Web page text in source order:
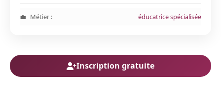
Métier : éducatrice spécialisée
Inscription gratuite